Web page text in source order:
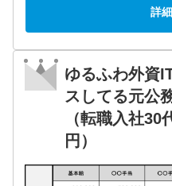
詳
ゆるふわ外資
スしてる元公
（転職入社
円）